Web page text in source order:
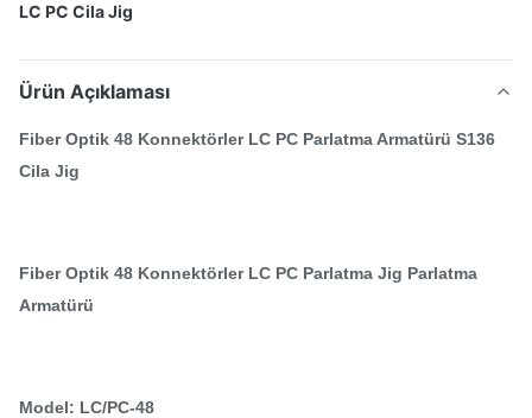
LC PC Cila Jig
Ürün Açıklaması
Fiber Optik 48 Konnektörler LC PC Parlatma Armatürü S136
Cila Jig
Fiber Optik 48 Konnektörler LC PC Parlatma Jig Parlatma
Armatürü
Model: LC/PC-48